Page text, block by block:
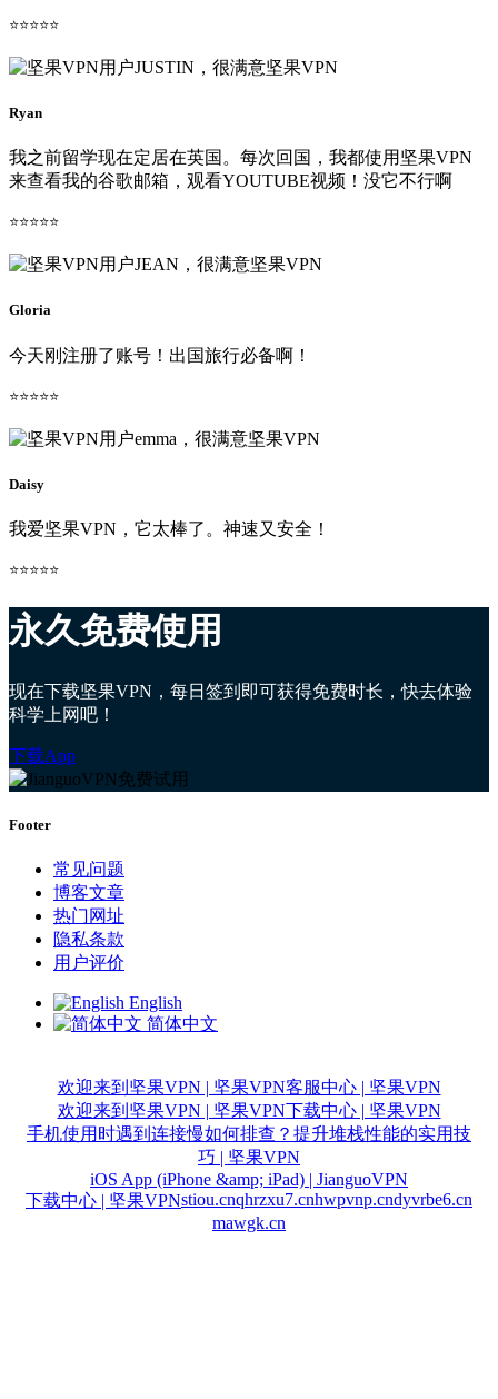
⭐⭐⭐⭐⭐
Ryan
我之前留学现在定居在英国。每次回国，我都使用坚果VPN
来查看我的谷歌邮箱，观看YOUTUBE视频！没它不行啊
⭐⭐⭐⭐⭐
Gloria
今天刚注册了账号！出国旅行必备啊！
⭐⭐⭐⭐⭐
Daisy
我爱坚果VPN，它太棒了。神速又安全！
⭐⭐⭐⭐⭐
永久免费使用
现在下载坚果VPN，每日签到即可获得免费时长，快去体验
科学上网吧！
下载App
Footer
常见问题
博客文章
热门网址
隐私条款
用户评价
English
简体中文
欢迎来到坚果VPN | 坚果VPN客服中心 | 坚果VPN
欢迎来到坚果VPN | 坚果VPN下载中心 | 坚果VPN
手机使用时遇到连接慢如何排查？提升堆栈性能的实用技
巧 | 坚果VPN
iOS App (iPhone &amp; iPad) | JianguoVPN
下载中心 | 坚果VPNstiou.cnqhrzxu7.cnhwpvnp.cndyvrbe6.cn
mawgk.cn